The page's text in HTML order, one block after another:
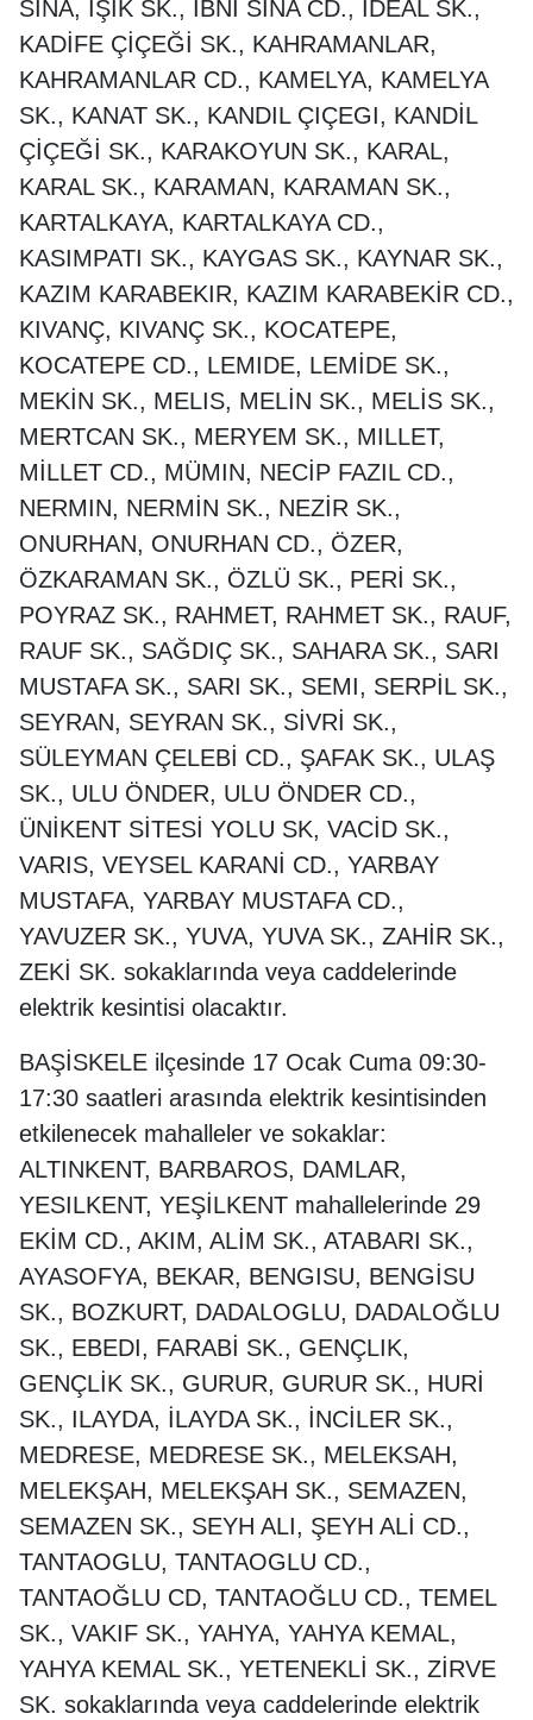
SINA, IŞIK SK., İBNİ SİNA CD., İDEAL SK.,
KADİFE ÇİÇEĞİ SK., KAHRAMANLAR,
KAHRAMANLAR CD., KAMELYA, KAMELYA
SK., KANAT SK., KANDIL ÇIÇEGI, KANDİL
ÇİÇEĞİ SK., KARAKOYUN SK., KARAL,
KARAL SK., KARAMAN, KARAMAN SK.,
KARTALKAYA, KARTALKAYA CD.,
KASIMPATI SK., KAYGAS SK., KAYNAR SK.,
KAZIM KARABEKIR, KAZIM KARABEKİR CD.,
KIVANÇ, KIVANÇ SK., KOCATEPE,
KOCATEPE CD., LEMIDE, LEMİDE SK.,
MEKİN SK., MELIS, MELİN SK., MELİS SK.,
MERTCAN SK., MERYEM SK., MILLET,
MİLLET CD., MÜMIN, NECİP FAZIL CD.,
NERMIN, NERMİN SK., NEZİR SK.,
ONURHAN, ONURHAN CD., ÖZER,
ÖZKARAMAN SK., ÖZLÜ SK., PERİ SK.,
POYRAZ SK., RAHMET, RAHMET SK., RAUF,
RAUF SK., SAĞDIÇ SK., SAHARA SK., SARI
MUSTAFA SK., SARI SK., SEMI, SERPİL SK.,
SEYRAN, SEYRAN SK., SİVRİ SK.,
SÜLEYMAN ÇELEBİ CD., ŞAFAK SK., ULAŞ
SK., ULU ÖNDER, ULU ÖNDER CD.,
ÜNİKENT SİTESİ YOLU SK, VACİD SK.,
VARIS, VEYSEL KARANİ CD., YARBAY
MUSTAFA, YARBAY MUSTAFA CD.,
YAVUZER SK., YUVA, YUVA SK., ZAHİR SK.,
ZEKİ SK. sokaklarında veya caddelerinde
elektrik kesintisi olacaktır.
BAŞİSKELE ilçesinde 17 Ocak Cuma 09:30-
17:30 saatleri arasında elektrik kesintisinden
etkilenecek mahalleler ve sokaklar:
ALTINKENT, BARBAROS, DAMLAR,
YESILKENT, YEŞİLKENT mahallelerinde 29
EKİM CD., AKIM, ALİM SK., ATABARI SK.,
AYASOFYA, BEKAR, BENGISU, BENGİSU
SK., BOZKURT, DADALOGLU, DADALOĞLU
SK., EBEDI, FARABİ SK., GENÇLIK,
GENÇLİK SK., GURUR, GURUR SK., HURİ
SK., ILAYDA, İLAYDA SK., İNCİLER SK.,
MEDRESE, MEDRESE SK., MELEKSAH,
MELEKŞAH, MELEKŞAH SK., SEMAZEN,
SEMAZEN SK., SEYH ALI, ŞEYH ALİ CD.,
TANTAOGLU, TANTAOGLU CD.,
TANTAOĞLU CD, TANTAOĞLU CD., TEMEL
SK., VAKIF SK., YAHYA, YAHYA KEMAL,
YAHYA KEMAL SK., YETENEKLİ SK., ZİRVE
SK. sokaklarında veya caddelerinde elektrik